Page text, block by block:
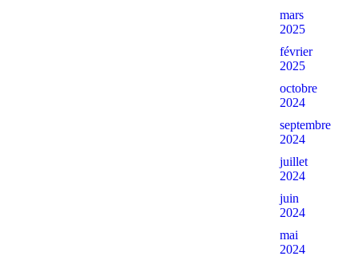
mars
2025
février
2025
octobre
2024
septembre
2024
juillet
2024
juin
2024
mai
2024